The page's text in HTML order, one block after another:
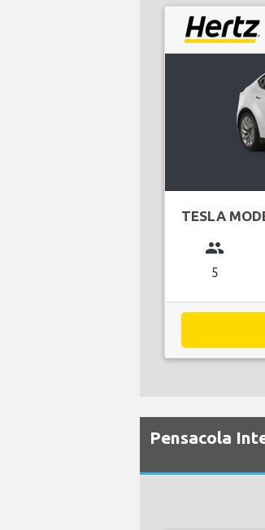
TESLA
group
5
Pensacola